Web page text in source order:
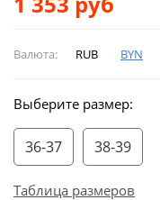
Валюта: RUB BYN
Выберите размер:
36-37 38-39
Таблица размеров